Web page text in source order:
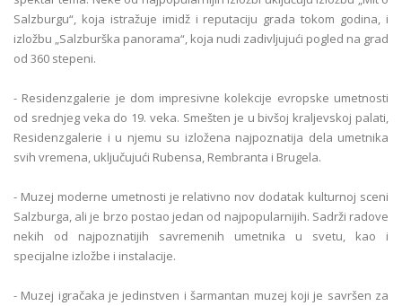
Salzburgu“, koja istražuje imidž i reputaciju grada tokom godina, i
izložbu „Salzburška panorama“, koja nudi zadivljujući pogled na grad
od 360 stepeni.
- Residenzgalerie je dom impresivne kolekcije evropske umetnosti
od srednjeg veka do 19. veka. Smešten je u bivšoj kraljevskoj palati,
Residenzgalerie i u njemu su izložena najpoznatija dela umetnika
svih vremena, uključujući Rubensa, Rembranta i Brugela.
- Muzej moderne umetnosti je relativno nov dodatak kulturnoj sceni
Salzburga, ali je brzo postao jedan od najpopularnijih. Sadrži radove
nekih od najpoznatijih savremenih umetnika u svetu, kao i
specijalne izložbe i instalacije.
- Muzej igračaka je jedinstven i šarmantan muzej koji je savršen za